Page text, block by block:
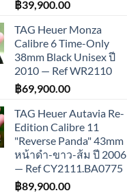
฿39,900.00
TAG Heuer Monza
Calibre 6 Time-Only
38mm Black Unisex ปี
2010 — Ref WR2110
฿69,900.00
TAG Heuer Autavia Re-
Edition Calibre 11
"Reverse Panda" 43mm
หน้าดำ-ขาว-ส้ม ปี 2006
— Ref CY2111.BA0775
฿89,900.00